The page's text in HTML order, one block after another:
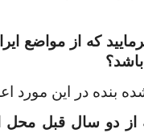
که از مواضع
بنده در این مورد
از دو سال قبل